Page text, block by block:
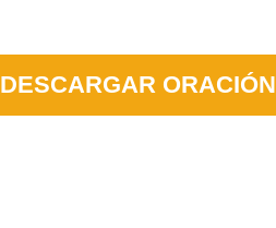
DESCARGAR ORACIÓN